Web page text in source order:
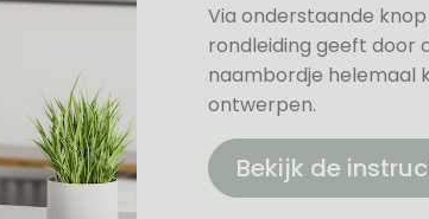
Via onderstaande
rondleiding geeft door
naambordje helemaal
ontwerpen.
Bekijk de